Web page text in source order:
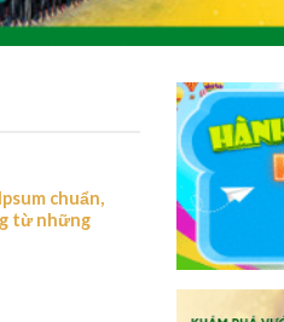
chuẩn,
từ những